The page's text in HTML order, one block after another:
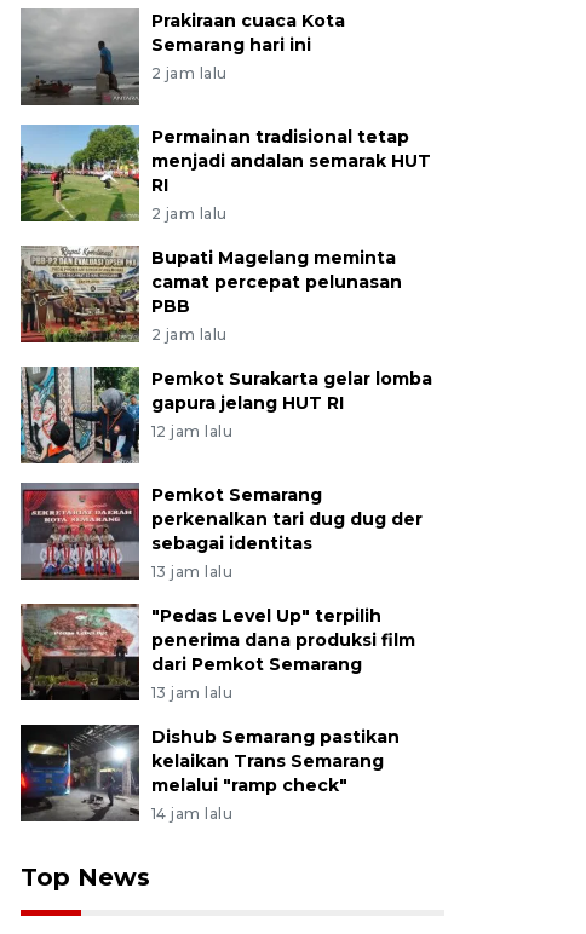
Prakiraan cuaca Kota
Semarang hari ini
2 jam lalu
Permainan tradisional tetap
menjadi andalan semarak HUT
RI
2 jam lalu
Bupati Magelang meminta
camat percepat pelunasan
PBB
2 jam lalu
Pemkot Surakarta gelar lomba
gapura jelang HUT RI
12 jam lalu
Pemkot Semarang
perkenalkan tari dug dug der
sebagai identitas
13 jam lalu
"Pedas Level Up" terpilih
penerima dana produksi film
dari Pemkot Semarang
13 jam lalu
Dishub Semarang pastikan
kelaikan Trans Semarang
melalui "ramp check"
14 jam lalu
Top News